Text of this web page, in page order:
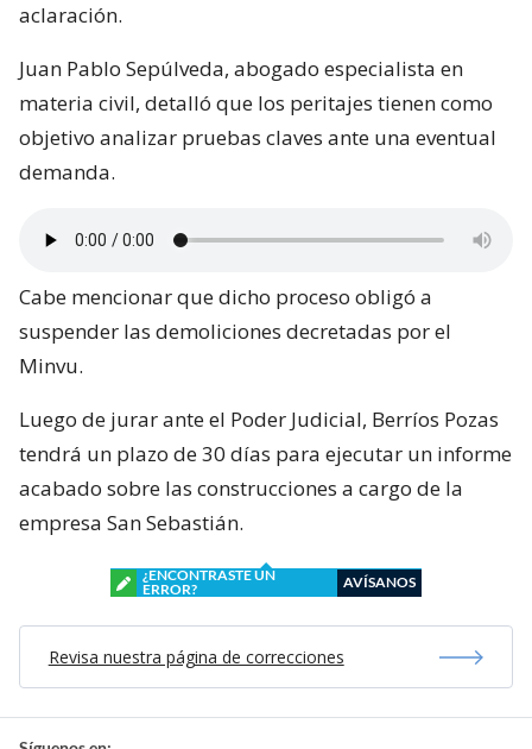
aclaración.
Juan Pablo Sepúlveda, abogado especialista en
materia civil, detalló que los peritajes tienen como
objetivo analizar pruebas claves ante una eventual
demanda.
Cabe mencionar que dicho proceso obligó a
suspender las demoliciones decretadas por el
Minvu.
Luego de jurar ante el Poder Judicial, Berríos Pozas
tendrá un plazo de 30 días para ejecutar un informe
acabado sobre las construcciones a cargo de la
empresa San Sebastián.
¿ENCONTRASTE UN
ERROR?
AVÍSANOS
Revisa nuestra página de correcciones